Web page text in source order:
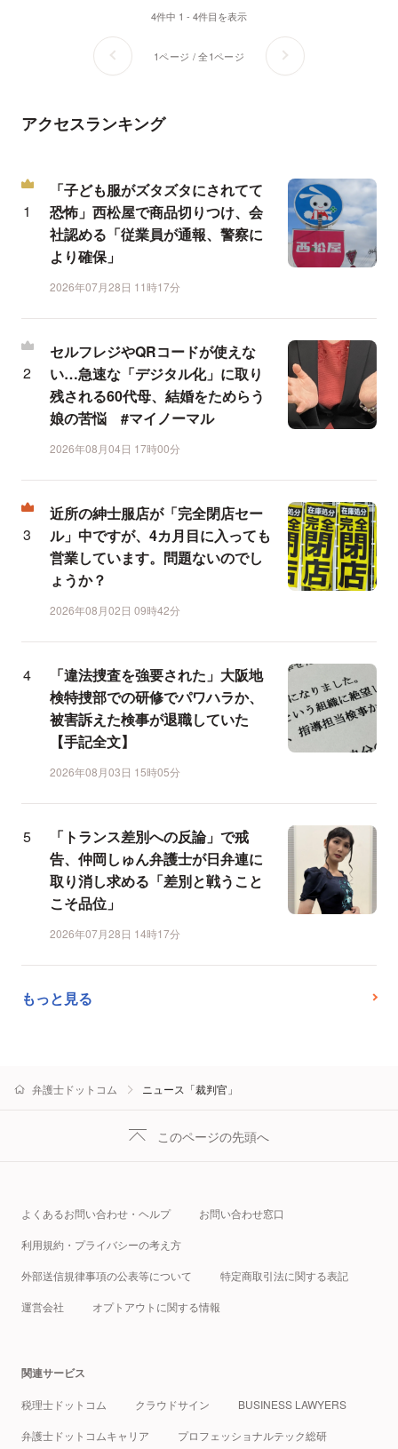
4件中 1 - 4件目を表示
1ページ / 全1ページ
アクセスランキング
「子ども服がズタズタにされてて
恐怖」西松屋で商品切りつけ、会
社認める「従業員が通報、警察に
より確保」
2026年07月28日 11時17分
セルフレジやQRコードが使えな
い…急速な「デジタル化」に取り
残される60代母、結婚をためらう
娘の苦悩 #マイノーマル
2026年08月04日 17時00分
近所の紳士服店が「完全閉店セー
ル」中ですが、4カ月目に入っても
営業しています。問題ないのでし
ょうか？
2026年08月02日 09時42分
「違法捜査を強要された」大阪地
検特捜部での研修でパワハラか、
被害訴えた検事が退職していた
【手記全文】
2026年08月03日 15時05分
「トランス差別への反論」で戒
告、仲岡しゅん弁護士が日弁連に
取り消し求める「差別と戦うこと
こそ品位」
2026年07月28日 14時17分
もっと見る
弁護士ドットコム ニュース「裁判官」
このページの先頭へ
よくあるお問い合わせ・ヘルプ お問い合わせ窓口
利用規約・プライバシーの考え方
外部送信規律事項の公表等について 特定商取引法に関する表記
運営会社 オプトアウトに関する情報
関連サービス
税理士ドットコム クラウドサイン BUSINESS LAWYERS
弁護士ドットコムキャリア プロフェッショナルテック総研